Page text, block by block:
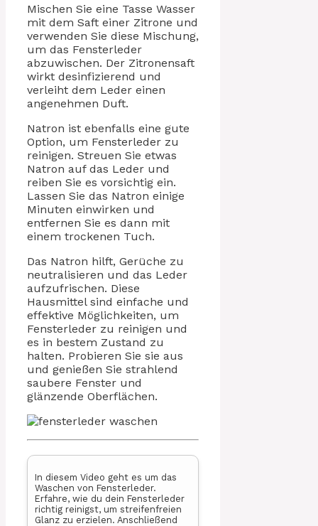
Mischen Sie eine Tasse Wasser
mit dem Saft einer Zitrone und
verwenden Sie diese Mischung,
um das Fensterleder
abzuwischen. Der Zitronensaft
wirkt desinfizierend und
verleiht dem Leder einen
angenehmen Duft.
Natron ist ebenfalls eine gute
Option, um Fensterleder zu
reinigen. Streuen Sie etwas
Natron auf das Leder und
reiben Sie es vorsichtig ein.
Lassen Sie das Natron einige
Minuten einwirken und
entfernen Sie es dann mit
einem trockenen Tuch.
Das Natron hilft, Gerüche zu
neutralisieren und das Leder
aufzufrischen. Diese
Hausmittel sind einfache und
effektive Möglichkeiten, um
Fensterleder zu reinigen und
es in bestem Zustand zu
halten. Probieren Sie sie aus
und genießen Sie strahlend
saubere Fenster und
glänzende Oberflächen.
In diesem Video geht es um das
Waschen von Fensterleder.
Erfahre, wie du dein Fensterleder
richtig reinigst, um streifenfreien
Glanz zu erzielen. Anschließend